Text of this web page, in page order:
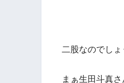
二股なのでし
まぁ生田斗真さ